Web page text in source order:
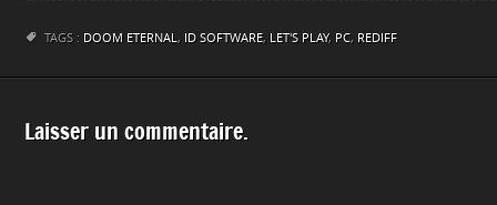
TAGS : DOOM ETERNAL, ID SOFTWARE, LET'S PLAY, PC, REDIFF
Laisser un commentaire.